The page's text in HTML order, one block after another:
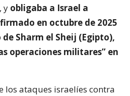
y obligaba a Israel a
en octubre de 2025
Sharm el Sheij (Egipto),
operaciones militares” en
los ataques israelíes contra